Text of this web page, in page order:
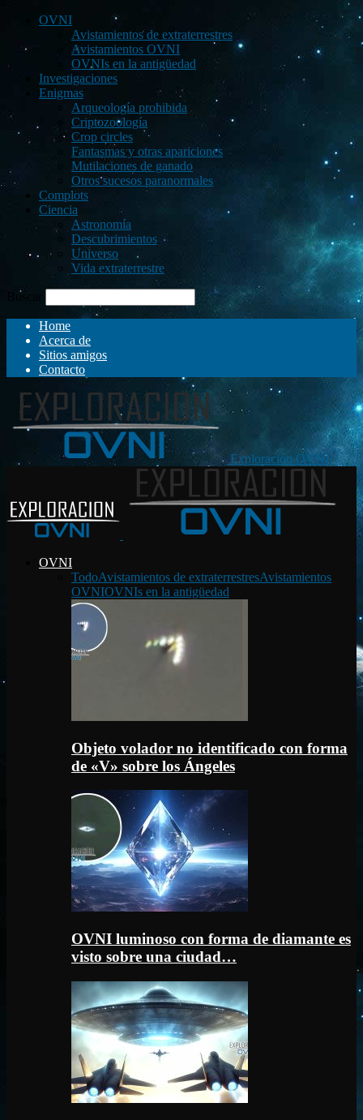
OVNI
Avistamientos de extraterrestres
Avistamientos OVNI
OVNIs en la antigüedad
Investigaciones
Enigmas
Arqueología prohibida
Criptozoología
Crop circles
Fantasmas y otras apariciones
Mutilaciones de ganado
Otros sucesos paranormales
Complots
Ciencia
Astronomía
Descubrimientos
Universo
Vida extraterrestre
Buscar
Home
Acerca de
Sitios amigos
Contacto
Exploración OVNI
OVNI
TodoAvistamientos de extraterrestresAvistamientos
OVNIOVNIs en la antigüedad
Objeto volador no identificado con forma
de «V» sobre los Ángeles
OVNI luminoso con forma de diamante es
visto sobre una ciudad…